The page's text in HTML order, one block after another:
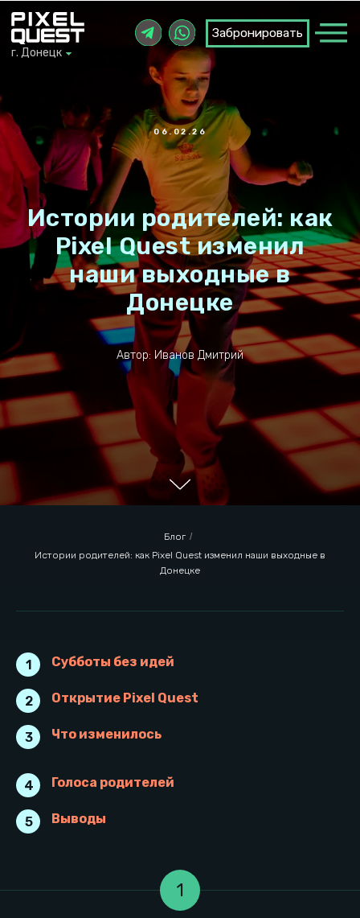
Забронировать
г. Донецк
Забронировать
г. Донецк
06.02.26
Истории родителей: как
Pixel Quest изменил
наши выходные в
Донецке
Автор: Иванов Дмитрий
Блог /
Истории родителей: как Pixel Quest изменил наши выходные в
Донецке
1 Субботы без идей
2 Открытие Pixel Quest
3 Что изменилось
4 Голоса родителей
5 Выводы
1